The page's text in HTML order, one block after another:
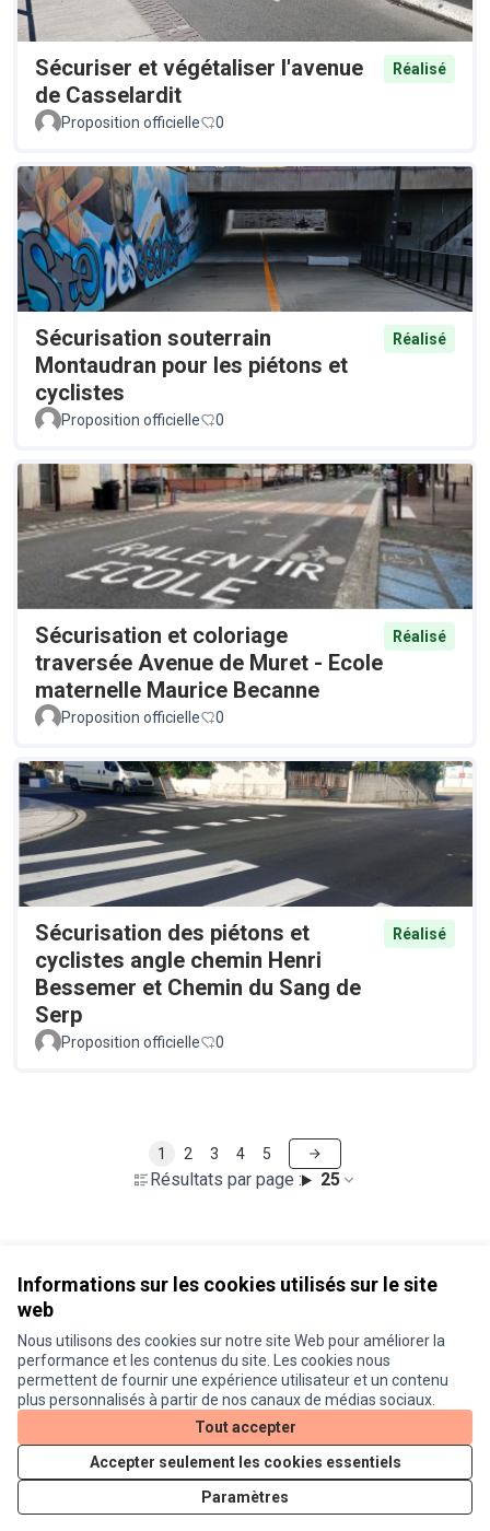
Informations sur les cookies utilisés sur le site
web
Nous utilisons des cookies sur notre site Web pour améliorer la
performance et les contenus du site. Les cookies nous
permettent de fournir une expérience utilisateur et un contenu
plus personnalisés à partir de nos canaux de médias sociaux.
Tout accepter
Accepter seulement les cookies essentiels
Paramètres
Sécuriser et végétaliser l'avenue
de Casselardit
Réalisé
Proposition officielle 0
Sécurisation souterrain
Montaudran pour les piétons et
cyclistes
Réalisé
Proposition officielle 0
Sécurisation et coloriage
traversée Avenue de Muret - Ecole
maternelle Maurice Becanne
Réalisé
Proposition officielle 0
Sécurisation des piétons et
cyclistes angle chemin Henri
Bessemer et Chemin du Sang de
Serp
Réalisé
Proposition officielle 0
Résultats par page : 25
1 2 3 4 5
Conditions d'utilisation
Paramètres des cookies
Je participe ! sur X
(Lien externe)
Je participe ! sur Facebook
Je participe ! sur Instagram
Site réalisé grâce aulogiciel libre Decidim .
Licence
(Lien